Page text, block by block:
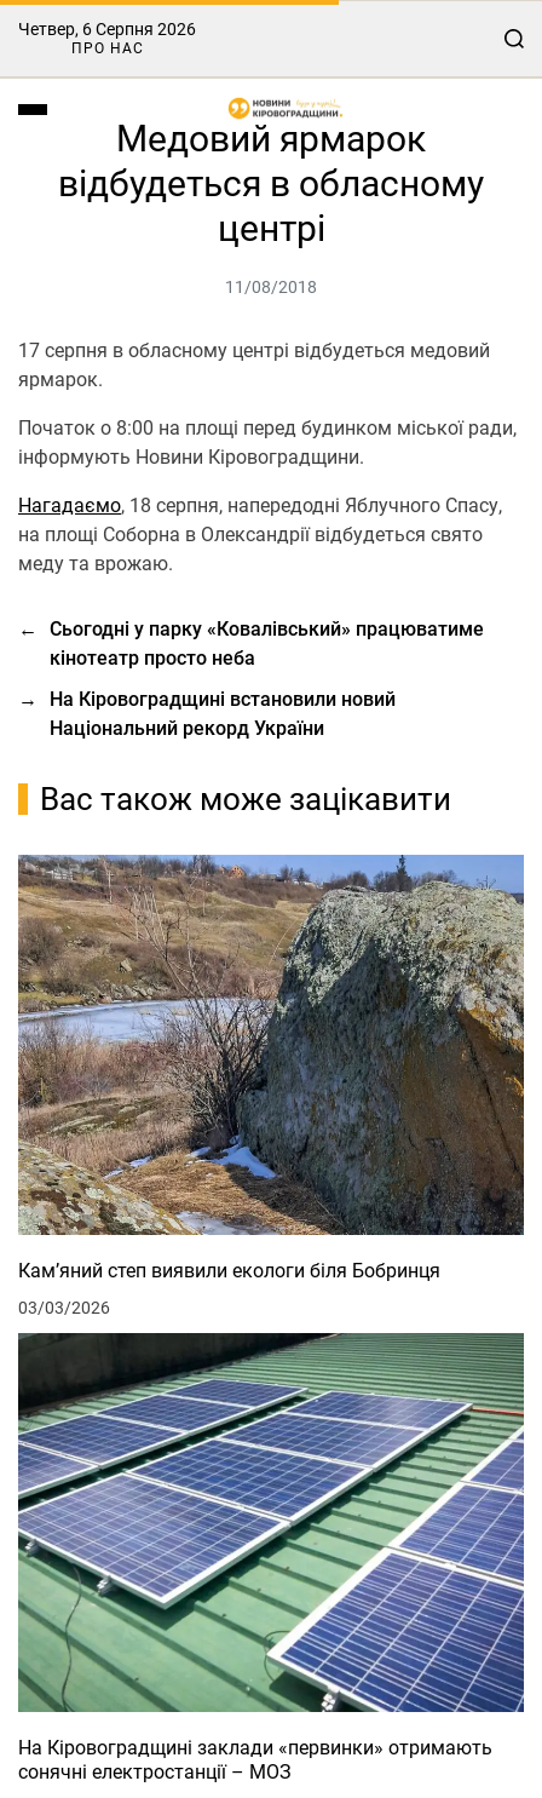
Четвер, 6 Серпня 2026
ПРО НАС
Медовий ярмарок
відбудеться в обласному
центрі
11/08/2018
17 серпня в обласному центрі відбудеться медовий
ярмарок.
Початок о 8:00 на площі перед будинком міської ради,
інформують Новини Кіровоградщини.
Нагадаємо, 18 серпня, напередодні Яблучного Спасу,
на площі Соборна в Олександрії відбудеться свято
меду та врожаю.
←
Сьогодні у парку «Ковалівський» працюватиме
кінотеатр просто неба
→
На Кіровоградщині встановили новий
Національний рекорд України
Вас також може зацікавити
Кам’яний степ виявили екологи біля Бобринця
03/03/2026
На Кіровоградщині заклади «первинки» отримають
сонячні електростанції – МОЗ